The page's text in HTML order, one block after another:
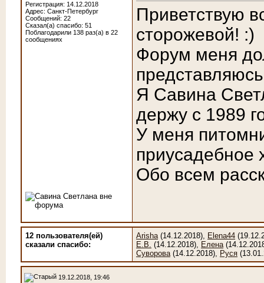
Регистрация: 14.12.2018
Адрес: Санкт-Петербург
Сообщений: 22
Сказал(а) спасибо: 51
Поблагодарили 138 раз(а) в 22
сообщениях
Приветствую
сторожевой! :)
Форум меня
Я Савина
держу с 1989
У меня
приусадебное
Обо всем
12 пользователя(ей)
сказали cпасибо:
Arisha(14.12.2018), Elena44
Е.В. (14.12.2018), Елена
Суворова(14.12.2018), Руся
19.12.2018, 19:46